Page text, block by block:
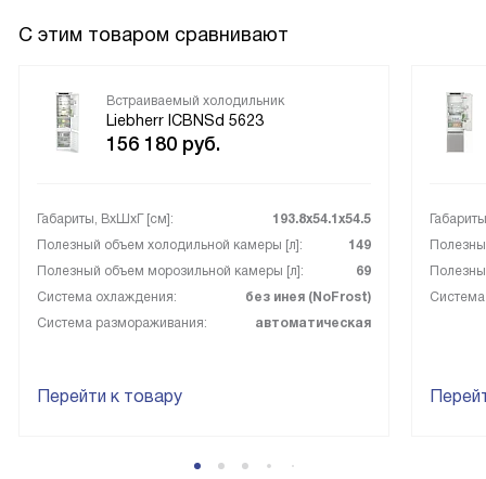
С этим товаром сравнивают
Встраиваемый холодильник
Liebherr ICBNSd 5623
156 180 руб.
Габариты, ВxШxГ [см]:
193.8х54.1х54.5
Полезный объем холодильной камеры [л]:
149
Полезный объем морозильной камеры [л]:
69
Система охлаждения:
без инея (NoFrost)
Система размораживания:
автоматическая
Перейти к товару